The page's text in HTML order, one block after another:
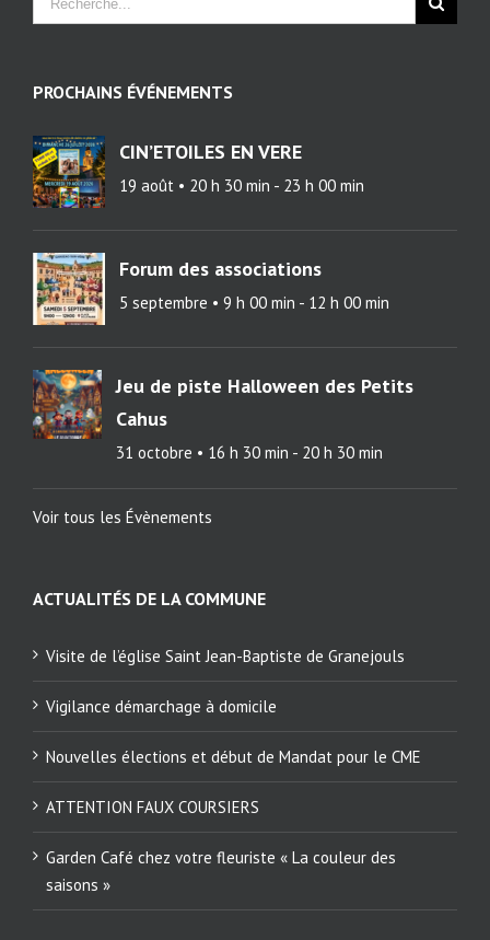
PROCHAINS ÉVÉNEMENTS
CIN’ETOILES EN VERE
19 août • 20 h 30 min - 23 h 00 min
Forum des associations
5 septembre • 9 h 00 min - 12 h 00 min
Jeu de piste Halloween des Petits
Cahus
31 octobre • 16 h 30 min - 20 h 30 min
Voir tous les Évènements
ACTUALITÉS DE LA COMMUNE
Visite de l’église Saint Jean-Baptiste de Granejouls
Vigilance démarchage à domicile
Nouvelles élections et début de Mandat pour le CME
ATTENTION FAUX COURSIERS
Garden Café chez votre fleuriste « La couleur des
saisons »